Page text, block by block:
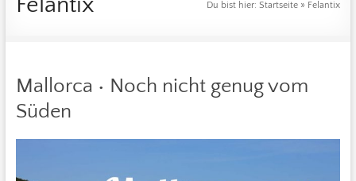
Felantix Du bist hier:Startseite » Felantix
Mallorca • Noch nicht genug vom
Süden